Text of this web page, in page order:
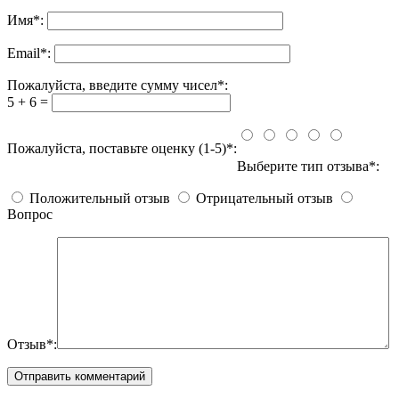
Имя*:
Email*:
Пожалуйста, введите сумму чисел*:
5 + 6 =
Пожалуйста, поставьте оценку (1-5)*:
Выберите тип отзыва*:
Положительный отзыв
Отрицательный отзыв
Вопрос
Отзыв*: